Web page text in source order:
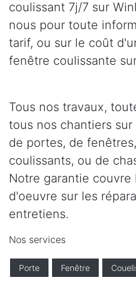
coulissant 7j/7 sur
nous pour toute
tarif, ou sur le coût
fenêtre coulissante
Tous nos travaux,
tous nos chantiers
de portes, de
coulissants, ou de
Notre garantie couvre
d'oeuvre sur les
entretiens.
Nos services
Porte Fenêtre